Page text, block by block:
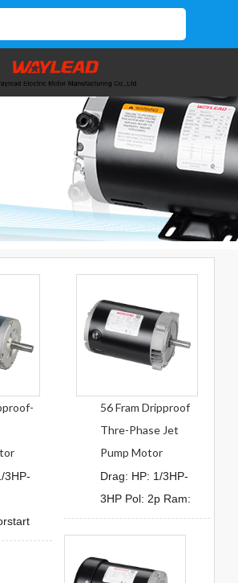
3HP-
56 Fram Dripproof
Thre-Phase Jet
Pump Motor
Drag: HP: 1/3HP-
3HP Pol: 2p Ram: